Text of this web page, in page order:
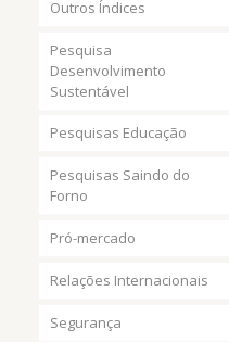
Outros Índices
Pesquisa
Desenvolvimento
Sustentável
Pesquisas Educação
Pesquisas Saindo do
Forno
Pró-mercado
Relações Internacionais
Segurança